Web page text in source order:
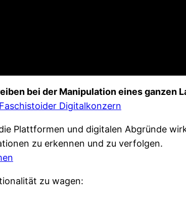
bei der Manipulation eines ganzen
Digitalkonzern
Plattformen und digitalen Abgründe
zu erkennen und zu verfolgen.
zu wagen: